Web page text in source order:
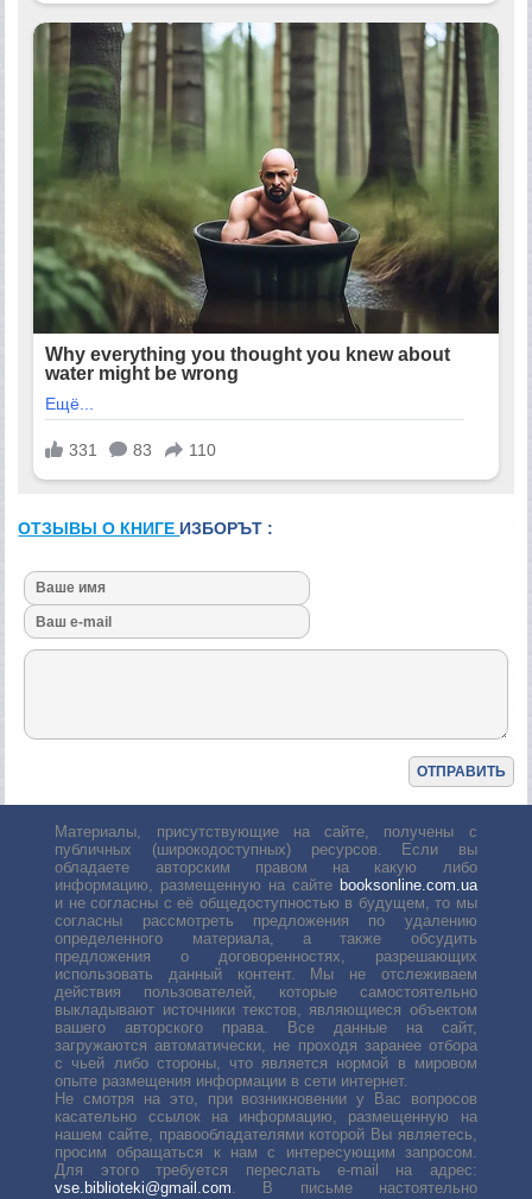
ОТЗЫВЫ О КНИГЕ ИЗБОРЪТ :
Материалы, присутствующие на сайте, получены с
публичных (широкодоступных) ресурсов. Если вы
обладаете авторским правом на какую либо
информацию, размещенную на сайте booksonline.com.ua
и не согласны с её общедоступностью в будущем, то мы
согласны рассмотреть предложения по удалению
определенного материала, а также обсудить
предложения о договоренностях, разрешающих
использовать данный контент. Мы не отслеживаем
действия пользователей, которые самостоятельно
выкладывают источники текстов, являющиеся объектом
вашего авторского права. Все данные на сайт,
загружаются автоматически, не проходя заранее отбора
с чьей либо стороны, что является нормой в мировом
опыте размещения информации в сети интернет.
Не смотря на это, при возникновении у Вас вопросов
касательно ссылок на информацию, размещенную на
нашем сайте, правообладателями которой Вы являетесь,
просим обращаться к нам с интересующим запросом.
Для этого требуется переслать е-mail на адрес:
vse.biblioteki@gmail.com. В письме настоятельно